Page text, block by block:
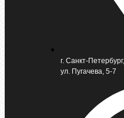
г. Санкт-Петербург,
ул. Пугачева, 5-7